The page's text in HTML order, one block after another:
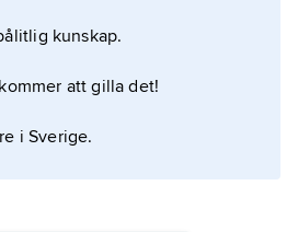
gjorde hon starkt
i ”Woyzeck” (1969)
(1968, regi
kunskap.
att gilla det!
i Sverige.